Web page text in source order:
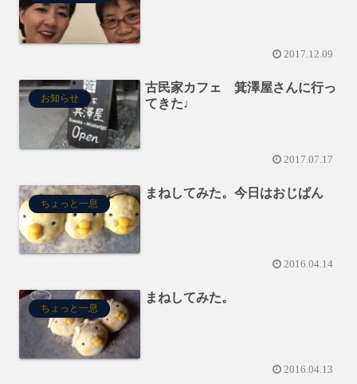
2017.12.09
お知らせ
古民家カフェ 箕澤屋さんに行っ
てきた♩
2017.07.17
ちょっと一息
まねしてみた。今日はおじぱん
2016.04.14
ちょっと一息
まねしてみた。
2016.04.13